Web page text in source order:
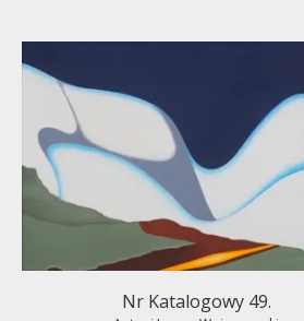
Nr Katalogowy 49.